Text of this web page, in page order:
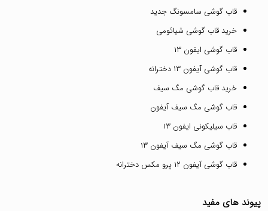
قاب گوشی سامسونگ جدید
خرید قاب گوشی شیائومی
قاب گوشی ایفون ۱۳
قاب گوشی آیفون ۱۳ دخترانه
خرید قاب گوشی مگ سیف
قاب گوشی مگ سیف آیفون
قاب سیلیکونی ایفون ۱۳
قاب گوشی مگ سیف آیفون ۱۳
قاب گوشی آیفون ۱۲ پرو مکس دخترانه
پیوند های مفید